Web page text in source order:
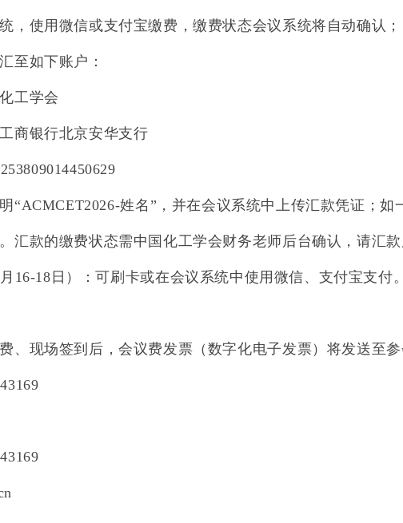
，使用微信或支付宝缴费，缴费状态会议系统将自动确认；
至如下账户：
工学会
商银行北京安华支行
“ACMCET2026-姓名 ” ，并在会议系统中上传汇款凭证；
汇款的缴费状态需中国化工学会财务老师后台确认，请汇款
月 16-18 日）：可刷卡或在会议系统中使用微信、支付宝支付。
、现场签到后，会议费发票（数字化电子发票）将发送至参